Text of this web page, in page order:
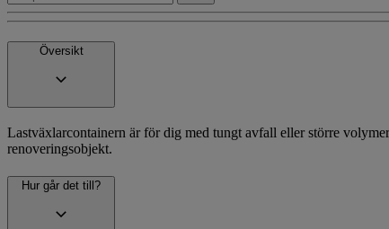
Översikt
Lastväxlarcontainern är för dig med tungt avfall eller större
renoveringsobjekt.
Hur går det till?